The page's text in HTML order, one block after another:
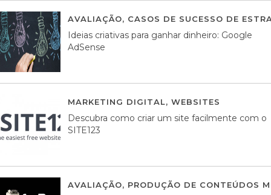
AVALIAÇÃO, CASOS DE SUCESSO DE
Ideias criativas para ganhar dinheiro: Google
AdSense
MARKETING DIGITAL, WEBSITES
Descubra como criar um site facilmente com o
SITE123
AVALIAÇÃO, PRODUÇÃO DE CONTEÚDOS